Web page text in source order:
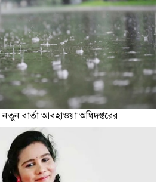
নতুন বার্তা আবহাওয়া অধিদপ্তরের